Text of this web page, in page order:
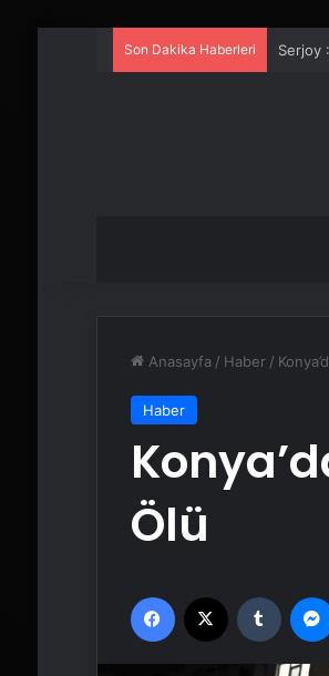
Son Dakika Haberleri UETDS
Anasayfa / Haber /
Haber
Ölü
Facebook Tumblr